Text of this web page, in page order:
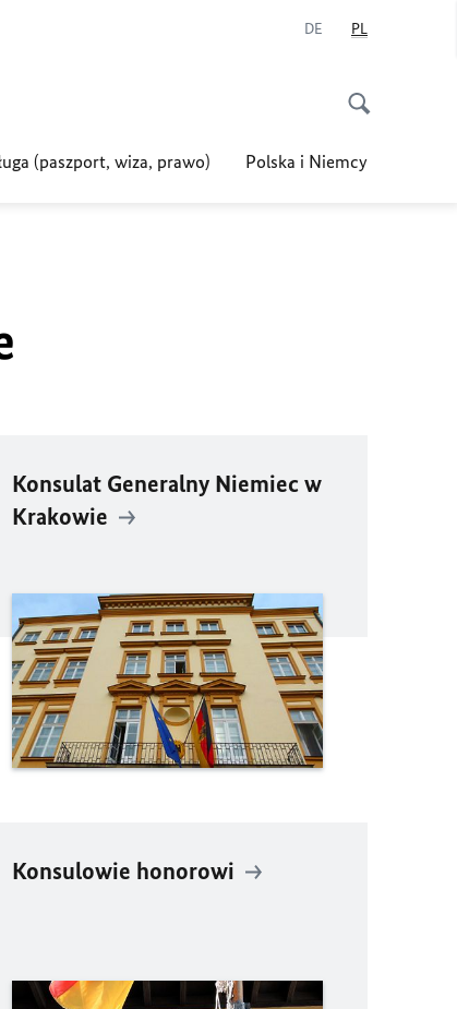
DE PL
(paszport, wiza, prawo) Polska i Niemcy
Konsulat Generalny Niemiec w
Krakowie
Konsulowie honorowi